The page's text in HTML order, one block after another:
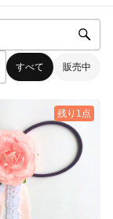
すべて 販売中
残り1点